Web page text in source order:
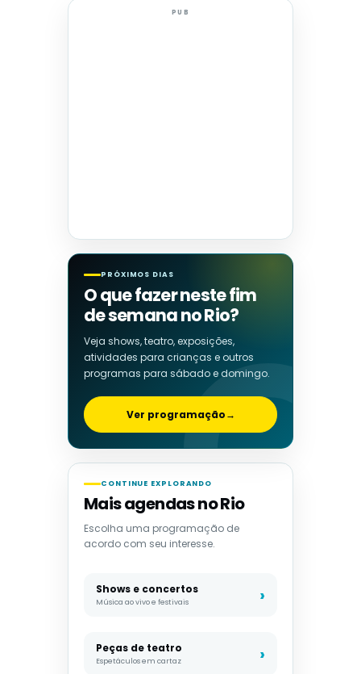
PUB
PRÓXIMOS DIAS
O que fazer neste fim
de semana no Rio?
Veja shows, teatro, exposições,
atividades para crianças e outros
programas para sábado e domingo.
Ver programação→
CONTINUE EXPLORANDO
Mais agendas no Rio
Escolha uma programação de
acordo com seu interesse.
Shows e concertos
Música ao vivo e festivais
Peças de teatro
Espetáculos em cartaz